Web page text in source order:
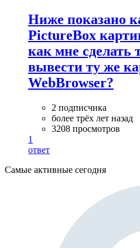
Ниже показано
PictureBox
как мне сделать
вывести ту же
WebBrowser?
2 подписчика
более трёх лет назад
3208 просмотров
1
ответ
Самые активные сегодня